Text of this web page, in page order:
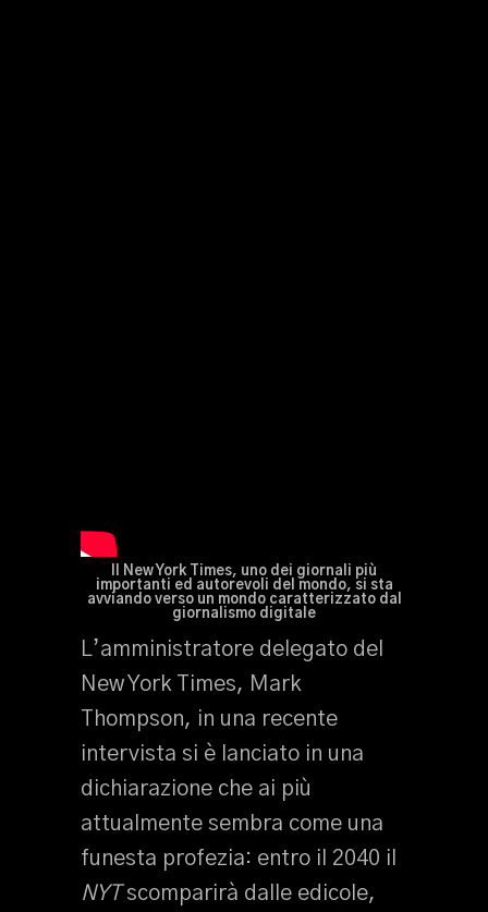
Il New York Times, uno dei giornali più
importanti ed autorevoli del mondo, si sta
avviando verso un mondo caratterizzato dal
giornalismo digitale
L’amministratore delegato del
New York Times, Mark
Thompson, in una recente
intervista si è lanciato in una
dichiarazione che ai più
attualmente sembra come una
funesta profezia: entro il 2040 il
NYT scomparirà dalle edicole,